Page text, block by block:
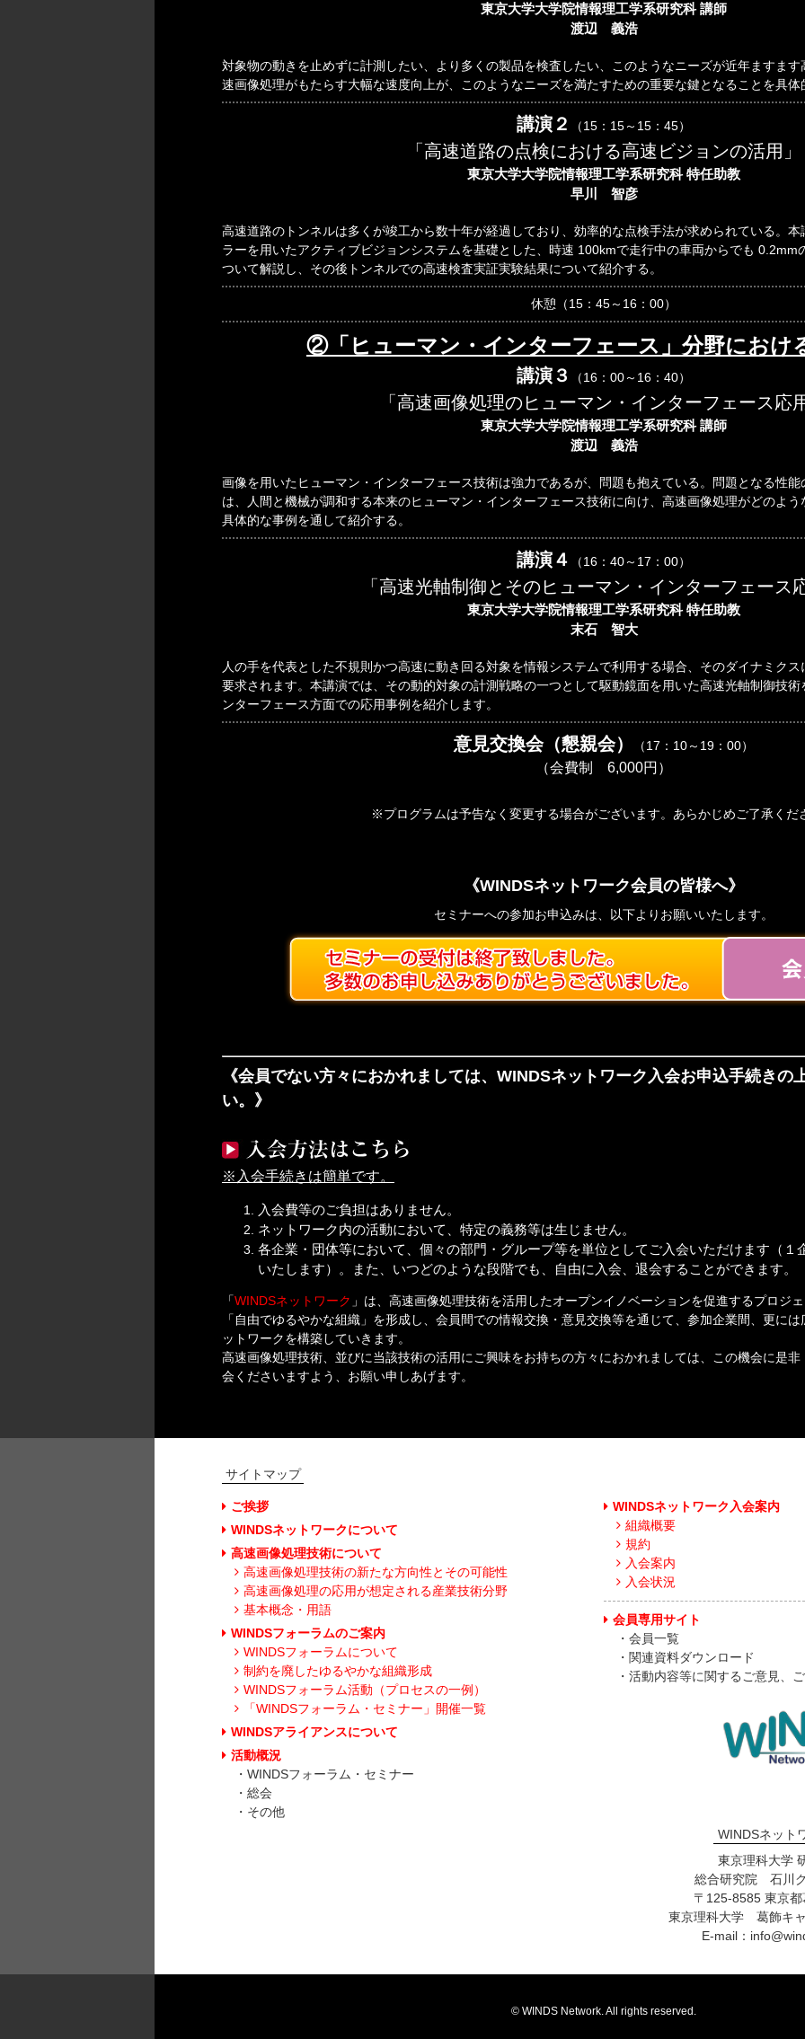
東京大学大学院情報理工学系研究科 講師
渡辺 義浩
対象物の動きを止めずに計測したい、より多くの製品を検査したい、このようなニーズが近年ますま
速画像処理がもたらす大幅な速度向上が、このようなニーズを満たすための重要な鍵となることを具
講演２ （15：15～15：45）
「高速道路の点検における高速ビジョンの活用」
東京大学大学院情報理工学系研究科 特任助教
早川 智彦
高速道路のトンネルは多くが竣工から数十年が経過しており、効率的な点検手法が求められている。
ラーを用いたアクティブビジョンシステムを基礎とした、時速 100kmで走行中の車両からでも 0.2mm
ついて解説し、その後トンネルでの高速検査実証実験結果について紹介する。
休憩（15：45～16：00）
②「ヒューマン・インターフェース」分野におけ
講演３ （16：00～16：40）
「高速画像処理のヒューマン・インターフェース応
東京大学大学院情報理工学系研究科 講師
渡辺 義浩
画像を用いたヒューマン・インターフェース技術は強力であるが、問題も抱えている。問題となる性
は、人間と機械が調和する本来のヒューマン・インターフェース技術に向け、高速画像処理がどのよ
具体的な事例を通して紹介する。
講演４ （16：40～17：00）
「高速光軸制御とそのヒューマン・インターフェース
東京大学大学院情報理工学系研究科 特任助教
末石 智大
人の手を代表とした不規則かつ高速に動き回る対象を情報システムで利用する場合、そのダイナミク
要求されます。本講演では、その動的対象の計測戦略の一つとして駆動鏡面を用いた高速光軸制御技
ンターフェース方面での応用事例を紹介します。
意見交換会（懇親会） （17：10～19：00）
（会費制 6,000円）
※プログラムは予告なく変更する場合がございます。あらかじめご了承くだ
《WINDSネットワーク会員の皆様へ》
セミナーへの参加お申込みは、以下よりお願いいたします。
《会員でない方々におかれましては、WINDSネットワーク入会お申込手続きの
い。》
※入会手続きは簡単です。
入会費等のご負担はありません。
ネットワーク内の活動において、特定の義務等は生じません。
各企業・団体等において、個々の部門・グループ等を単位としてご入会いただけます（１
いたします）。また、いつどのような段階でも、自由に入会、退会することができます。
「WINDSネットワーク 」は、高速画像処理技術を活用したオープンイノベーションを促進するプロジ
「自由でゆるやかな組織」を形成し、会員間での情報交換・意見交換等を通じて、参加企業間、更に
ットワークを構築していきます。
高速画像処理技術、並びに当該技術の活用にご興味をお持ちの方々におかれましては、この機会に是
会くださいますよう、お願い申しあげます。
サイトマップ
ご挨拶
WINDSネットワークについて
高速画像処理技術について
高速画像処理技術の新たな方向性とその可能性
高速画像処理の応用が想定される産業技術分野
基本概念・用語
WINDSフォーラムのご案内
WINDSフォーラムについて
制約を廃したゆるやかな組織形成
WINDSフォーラム活動（プロセスの一例）
「WINDSフォーラム・セミナー」開催一覧
WINDSアライアンスについて
活動概況
・WINDSフォーラム・セミナー
・総会
・その他
WINDSネットワーク入会案内
組織概要
規約
入会案内
入会状況
会員専用サイト
・会員一覧
・関連資料ダウンロード
・活動内容等に関するご意見、
WINDSネット
東京理科大学
総合研究院 石川
〒125-8585 東京
東京理科大学 葛飾キ
E-mail：
© WINDS Network. All rights reserved.